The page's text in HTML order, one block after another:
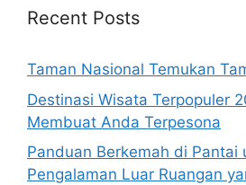
Recent Posts
Taman Nasional Temukan
Destinasi Wisata Terpopuler
Membuat Anda Terpesona
Panduan Berkemah di Pantai
Pengalaman Luar Ruangan